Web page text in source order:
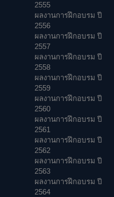
2555
ผลงานการฝึกอบรม ปี
2556
ผลงานการฝึกอบรม ปี
2557
ผลงานการฝึกอบรม ปี
2558
ผลงานการฝึกอบรม ปี
2559
ผลงานการฝึกอบรม ปี
2560
ผลงานการฝึกอบรม ปี
2561
ผลงานการฝึกอบรม ปี
2562
ผลงานการฝึกอบรม ปี
2563
ผลงานการฝึกอบรม ปี
2564